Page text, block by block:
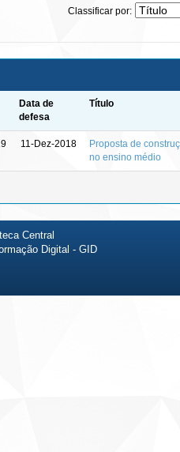
Classificar por:
Data de
defesa
Título
11-Dez-2018
Proposta de
no ensino médio
Central
Digital - GID